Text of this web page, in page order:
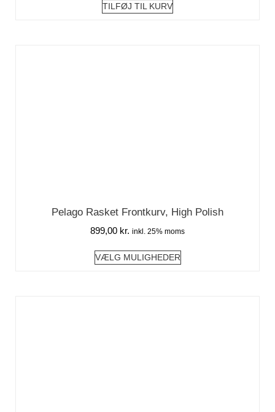
TILFØJ TIL KURV
Pelago Rasket Frontkurv, High Polish
899,00 kr. inkl. 25% moms
VÆLG MULIGHEDER